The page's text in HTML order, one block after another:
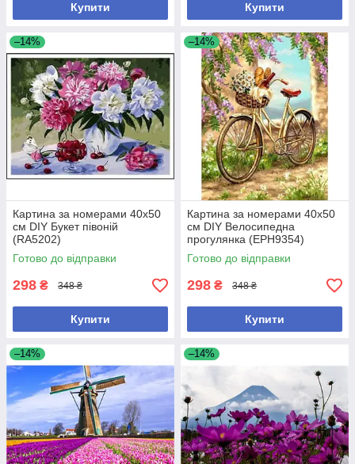
Купити Купити
–14%
Картина за номерами 40х50
см DIY Букет півоній
(RA5202)
Готово до відправки
298 ₴ 348 ₴
Купити
–14%
Картина за номерами 40х50
см DIY Велосипедна
прогулянка (EPH9354)
Готово до відправки
298 ₴ 348 ₴
Купити
–14% –14%